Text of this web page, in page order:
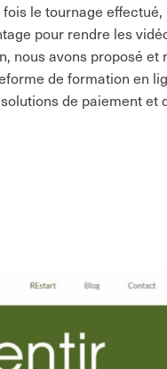
fois le tournage
pour rendre les
nous avons proposé
de formation en
de paiement et